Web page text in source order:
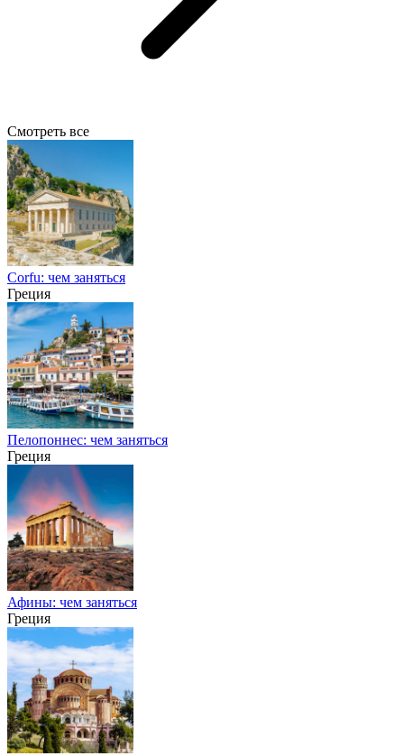
Смотреть все
Corfu: чем заняться
Греция
Пелопоннес: чем заняться
Греция
Афины: чем заняться
Греция